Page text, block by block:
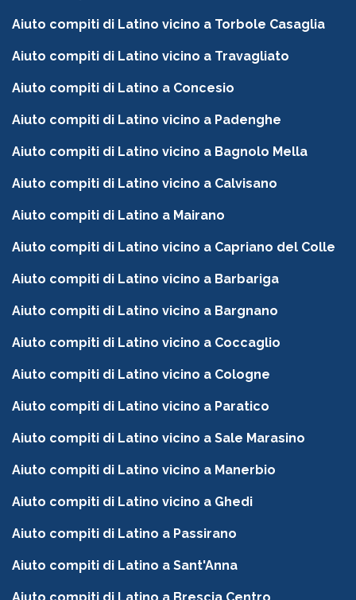
Aiuto compiti di Latino vicino a Torbole Casaglia
Aiuto compiti di Latino vicino a Travagliato
Aiuto compiti di Latino a Concesio
Aiuto compiti di Latino vicino a Padenghe
Aiuto compiti di Latino vicino a Bagnolo Mella
Aiuto compiti di Latino vicino a Calvisano
Aiuto compiti di Latino a Mairano
Aiuto compiti di Latino vicino a Capriano del Colle
Aiuto compiti di Latino vicino a Barbariga
Aiuto compiti di Latino vicino a Bargnano
Aiuto compiti di Latino vicino a Coccaglio
Aiuto compiti di Latino vicino a Cologne
Aiuto compiti di Latino vicino a Paratico
Aiuto compiti di Latino vicino a Sale Marasino
Aiuto compiti di Latino vicino a Manerbio
Aiuto compiti di Latino vicino a Ghedi
Aiuto compiti di Latino a Passirano
Aiuto compiti di Latino a Sant'Anna